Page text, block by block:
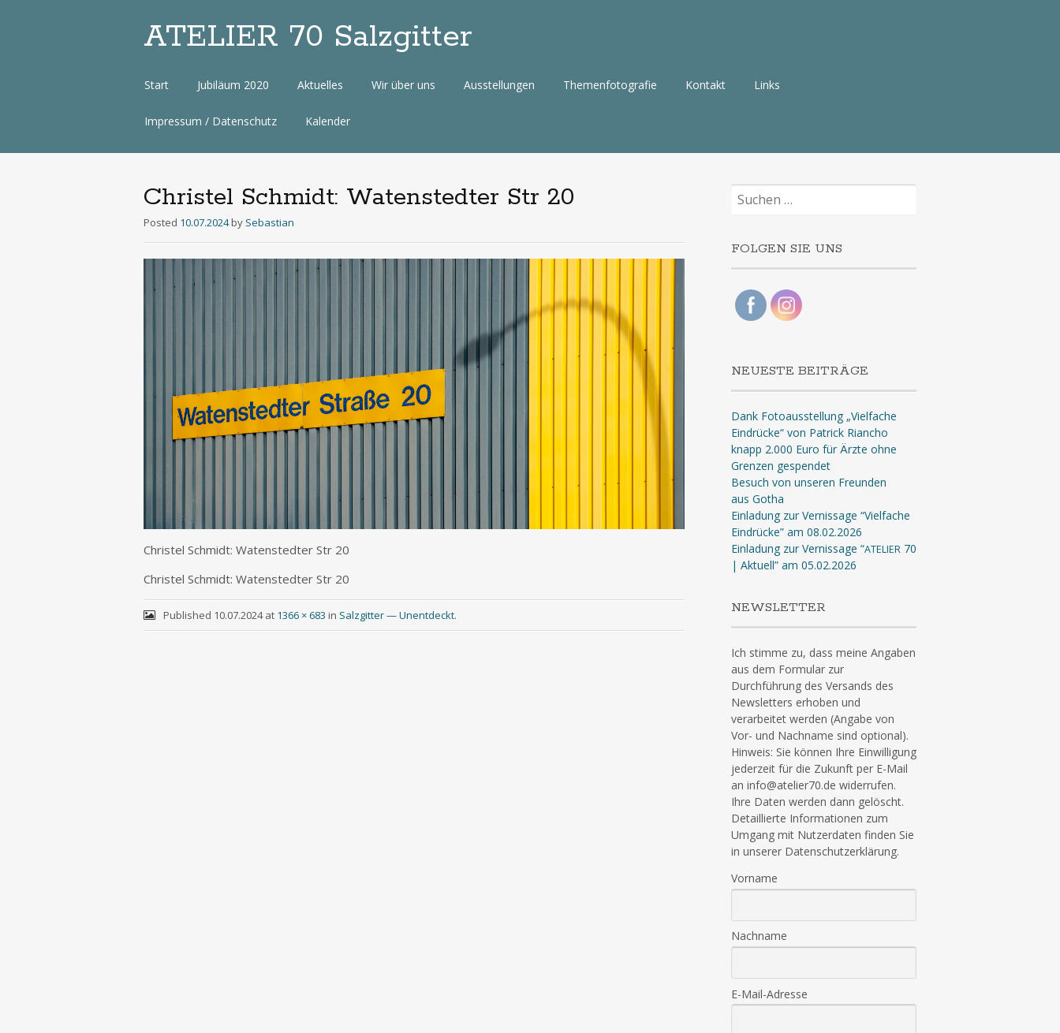
ATELIER 70 Salzgitter
Zum
Start Jubiläum 2020 Aktuelles Wir über uns Ausstellungen Themenfotografie Kontakt Links
Impressum / Datenschutz Kalender
Christel Schmidt: Watenstedter Str 20
Posted 10.07.2024 by Sebastian
Chris­tel Schmidt: Waten­sted­ter Str 20
Chris­tel Schmidt: Waten­sted­ter Str 20
Published 10.07.2024at 1366 × 683 in Salzgitter — Unentdeckt.
Suchen
nach:
FOLGEN SIE UNS
NEUESTE BEITRÄGE
Dank Fotoausstellung „Vielfache
Eindrücke“ von Patrick Riancho
knapp 2.000 Euro für Ärzte ohne
Grenzen gespendet
Besuch von unseren Freunden
aus Gotha
Einladung zur Vernissage “Vielfache
Eindrücke” am 08.02.2026
Einladung zur Vernissage “ATELIER70
| Aktuell” am 05.02.2026
NEWSLETTER
Ich stimme zu, dass meine Angaben
aus dem Formular zur
Durchführung des Versands des
Newsletters erhoben und
verarbeitet werden (Angabe von
Vor- und Nachname sind optional).
Hinweis: Sie können Ihre Einwilligung
jederzeit für die Zukunft per E-Mail
an info@atelier70.de widerrufen.
Ihre Daten werden dann gelöscht.
Detaillierte Informationen zum
Umgang mit Nutzerdaten finden Sie
in unserer Datenschutzerklärung.
Vorname
Nachname
E-Mail-Adresse